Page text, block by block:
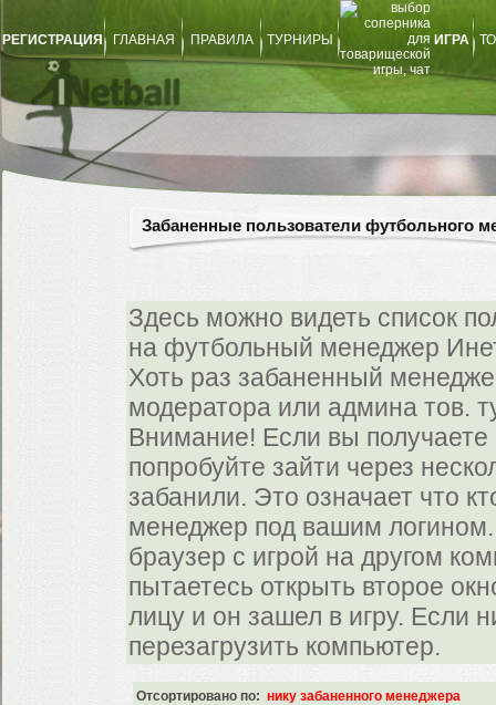
РЕГИСТРАЦИЯ ГЛАВНАЯ ПРАВИЛА ТУРНИРЫ ИГРА
Забаненные пользователи футбольного
Здесь можно видеть список
на футбольный менеджер
Хоть раз забаненный
модератора или админа тов.
Внимание! Если вы
попробуйте зайти через
забанили. Это означает что
менеджер под вашим
браузер с игрой на другом
пытаетесь открыть второе
лицу и он зашел в игру. Если
перезагрузить компьютер.
Отсортировано по: нику забаненного менеджера